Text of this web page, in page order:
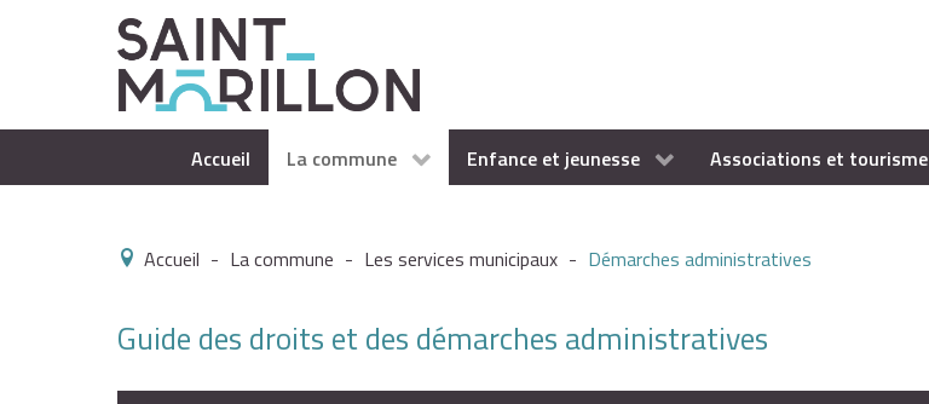
Accueil La commune Enfance et jeunesse Associations et tourisme
Accueil - La commune - Les services municipaux - Démarches administratives
Guide des droits et des démarches administratives